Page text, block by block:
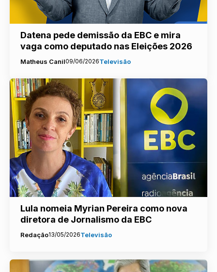
Datena pede demissão da EBC e mira
vaga como deputado nas Eleições 2026
Matheus Canil09/06/2026Televisão
Lula nomeia Myrian Pereira como nova
diretora de Jornalismo da EBC
Redação13/05/2026Televisão